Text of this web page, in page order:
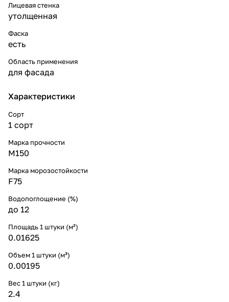
Лицевая стенка
утолщенная
Фаска
есть
Область применения
для фасада
Характеристики
Сорт
1 сорт
Марка прочности
М150
Марка морозостойкости
F75
Водопоглощение (%)
до 12
Площадь 1 штуки (м²)
0.01625
Объем 1 штуки (м³)
0.00195
Вес 1 штуки (кг)
2.4